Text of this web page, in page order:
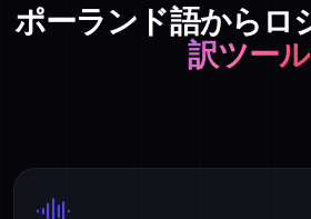
ポーランド語からロ
訳ツール